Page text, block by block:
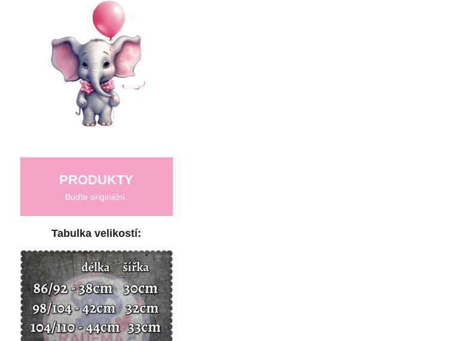
PRODUKTY
Buďte originální.
Tabulka velikostí: